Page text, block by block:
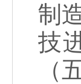
制
技
（